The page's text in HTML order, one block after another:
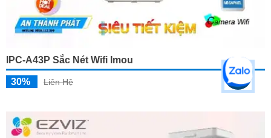
IPC-A43P Sắc Nét Wifi Imou
30% Liên Hệ